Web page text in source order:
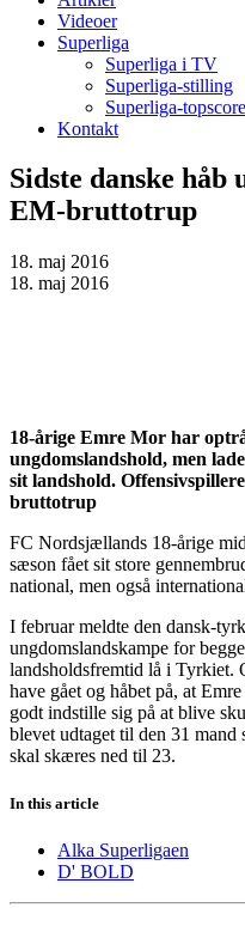
Videoer
Superliga
Superliga i TV
Superliga-stilling
Superliga-
Kontakt
Sidste danske
EM-bruttotrup
18. maj 2016
18. maj 2016
18-årige Emre Mor har
ungdomslandshold, men
sit landshold.
bruttotrup
FC Nordsjællands 18-årige
sæson fået sit store
national, men også
I februar meldte den dansk-
ungdomslandskampe for
landsholdsfremtid lå i Tyrkiet.
have gået og håbet på, at
godt indstille sig på at blive
blevet udtaget til den 31 mand
skal skæres ned til 23.
In this article
Alka Superligaen
D' BOLD